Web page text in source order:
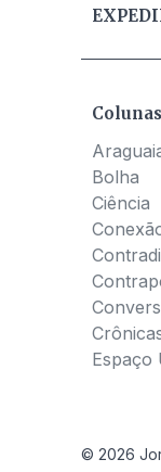
Bolha
Ciência
Espaço
© 2026